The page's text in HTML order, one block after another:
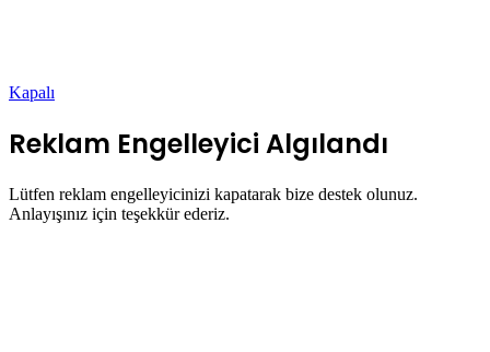
Kapalı
Reklam Engelleyici Algılandı
Lütfen reklam engelleyicinizi kapatarak bize destek olunuz.
Anlayışınız için teşekkür ederiz.